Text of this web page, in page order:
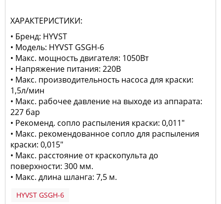
ХАРАКТЕРИСТИКИ:
• Бренд: HYVST
• Модель: HYVST GSGH-6
• Макс. мощность двигателя: 1050Вт
• Напряжение питания: 220В
• Макс. производительность насоса для краски:
1,5л/мин
• Макс. рабочее давление на выходе из аппарата:
227 бар
• Рекоменд. сопло распыления краски: 0,011"
• Макс. рекомендованное сопло для распыления
краски: 0,015"
• Макс. расстояние от краскопульта до
поверхности: 300 мм.
• Макс. длина шланга: 7,5 м.
HYVST GSGH-6